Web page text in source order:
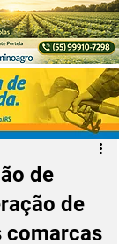
de
de
comarcas